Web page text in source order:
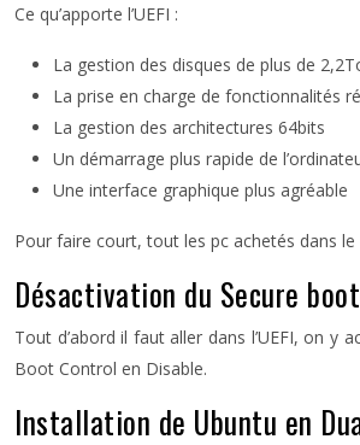
Ce qu’apporte l’UEFI :
La gestion des disques de plus de
La prise en charge de fonctionnalités
La gestion des architectures 64bits
Un démarrage plus rapide de
Une interface graphique plus agréable
Pour faire court, tout les pc achetés dans
Désactivation du Secure boot
Tout d’abord il faut aller dans l’UEFI, on
Boot Control en Disable.
Installation de Ubuntu en